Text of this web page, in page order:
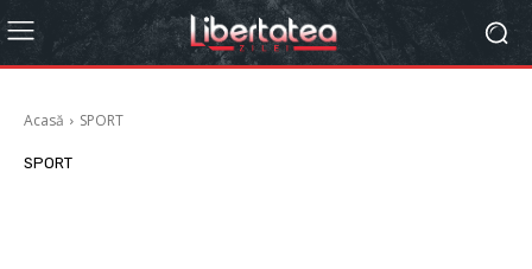
Acasă SPORT
SPORT